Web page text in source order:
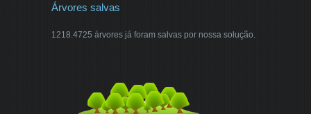
Árvores salvas
1218.4725 árvores já foram salvas por nossa solução.